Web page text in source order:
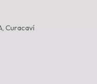
Curacaví